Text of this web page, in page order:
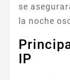
se
la noche
IP